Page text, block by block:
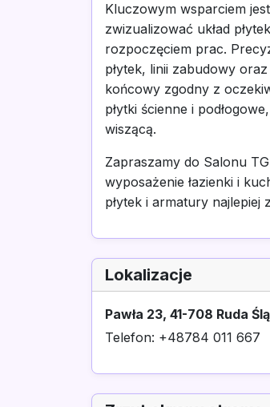
Kluczowym wsparciem
zwizualizować układ
rozpoczęciem prac.
płytek, linii zabudowy
końcowy zgodny z
płytki ścienne i
wiszącą.
Zapraszamy do Salonu
wyposażenie łazienki i
płytek i armatury
Lokalizacje
Pawła 23, 41-708 Ruda
Telefon: +48784 011 667